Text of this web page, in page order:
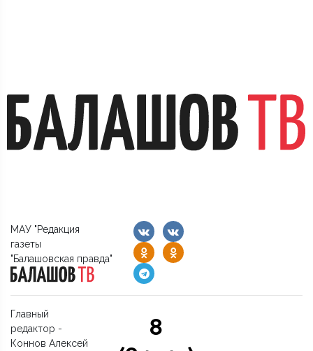
МАУ "Редакция
газеты
"Балашовская правда"
Главный
редактор -
Коннов Алексей
8